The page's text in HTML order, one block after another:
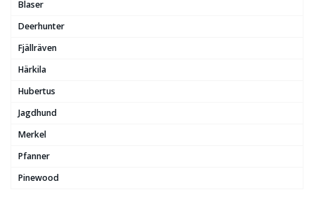
Blaser
Deerhunter
Fjällräven
Härkila
Hubertus
Jagdhund
Merkel
Pfanner
Pinewood